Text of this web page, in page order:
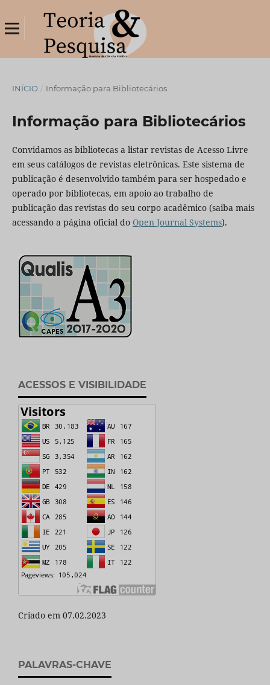
INÍCIO / Informação para Bibliotecários
Informação para Bibliotecários
Convidamos as bibliotecas a listar revistas de Acesso Livre
em seus catálogos de revistas eletrônicas. Este sistema de
publicação é desenvolvido também para ser hospedado e
operado por bibliotecas, em apoio ao trabalho de
publicação das revistas do seu corpo acadêmico (saiba mais
acessando a página oficial do Open Journal Systems).
ACESSOS E VISIBILIDADE
Criado em 07.02.2023
PALAVRAS-CHAVE